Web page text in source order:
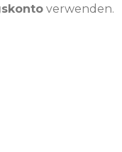
verwenden.